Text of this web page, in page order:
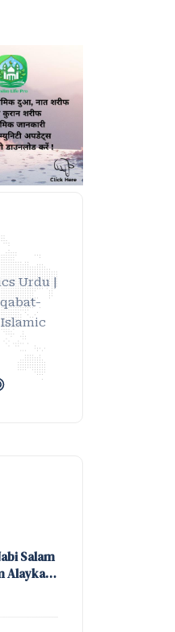
Urdu |
Salam
Alayka